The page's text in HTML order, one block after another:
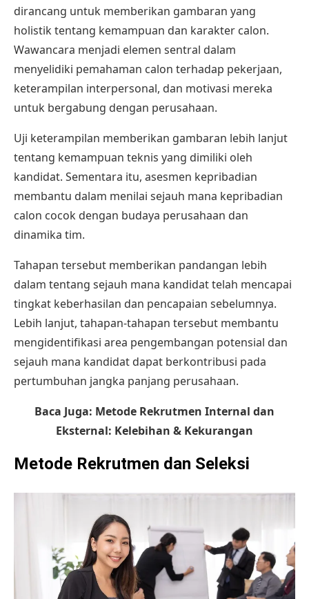
dirancang untuk memberikan gambaran yang
holistik tentang kemampuan dan karakter calon.
Wawancara menjadi elemen sentral dalam
menyelidiki pemahaman calon terhadap pekerjaan,
keterampilan interpersonal, dan motivasi mereka
untuk bergabung dengan perusahaan.
Uji keterampilan memberikan gambaran lebih lanjut
tentang kemampuan teknis yang dimiliki oleh
kandidat. Sementara itu, asesmen kepribadian
membantu dalam menilai sejauh mana kepribadian
calon cocok dengan budaya perusahaan dan
dinamika tim.
Tahapan tersebut memberikan pandangan lebih
dalam tentang sejauh mana kandidat telah mencapai
tingkat keberhasilan dan pencapaian sebelumnya.
Lebih lanjut, tahapan-tahapan tersebut membantu
mengidentifikasi area pengembangan potensial dan
sejauh mana kandidat dapat berkontribusi pada
pertumbuhan jangka panjang perusahaan.
Baca Juga: Metode Rekrutmen Internal dan
Eksternal: Kelebihan & Kekurangan
Metode Rekrutmen dan Seleksi